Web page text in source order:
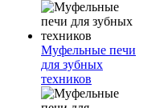
Муфельные печи
для зубных
техников